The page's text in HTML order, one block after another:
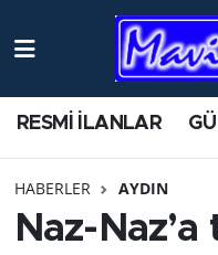
RESMİ İLANLAR
HABERLER AYDIN
Naz-Naz’a
ANTİK YERLER
AYDIN
Nöbetçi
Namaz Vakitleri